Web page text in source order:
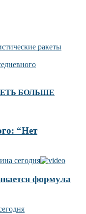
ракеты
БОЛЬШЕ
“Нет
формула